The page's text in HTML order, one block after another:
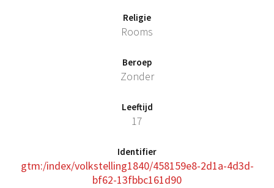
Religie
Rooms
Beroep
Zonder
Leeftijd
17
Identifier
gtm:/index/volkstelling1840/458159e8-2d1a-4d3d-
bf62-13fbbc161d90